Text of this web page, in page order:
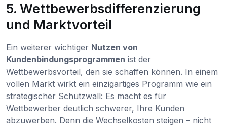
5. Wettbewerbsdifferenzierung
und Marktvorteil
Ein weiterer wichtiger Nutzen von
Kundenbindungsprogrammen ist der
Wettbewerbsvorteil, den sie schaffen können. In einem
vollen Markt wirkt ein einzigartiges Programm wie ein
strategischer Schutzwall: Es macht es für
Wettbewerber deutlich schwerer, Ihre Kunden
abzuwerben. Denn die Wechselkosten steigen – nicht